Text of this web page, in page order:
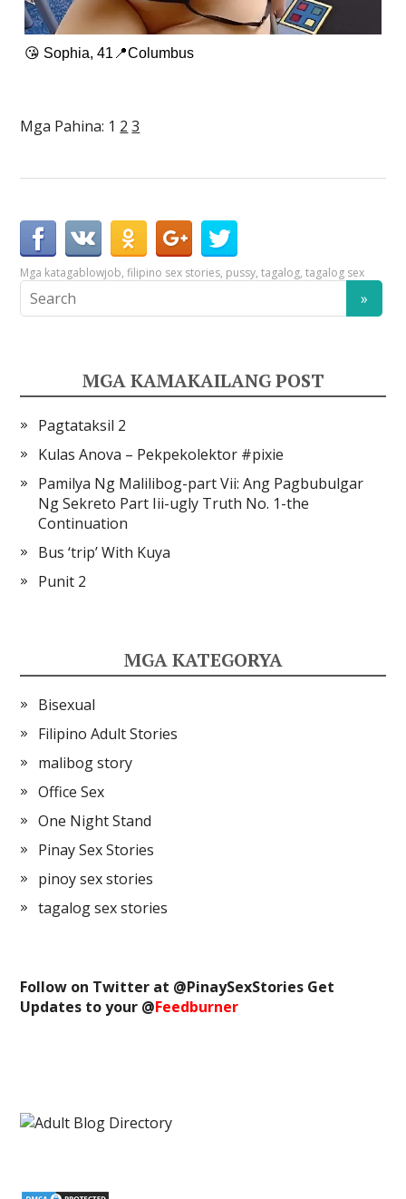
😘 Sophia, 41📍Columbus
Mga Pahina: 1 2 3
Mga katagablowjob,filipino sex stories, pussy,tagalog,tagalog sex
MGA KAMAKAILANG POST
Pagtataksil 2
Kulas Anova – Pekpekolektor #pixie
Pamilya Ng Malilibog-part Vii: Ang Pagbubulgar
Ng Sekreto Part Iii-ugly Truth No. 1-the
Continuation
Bus ‘trip’ With Kuya
Punit 2
MGA KATEGORYA
Bisexual
Filipino Adult Stories
malibog story
Office Sex
One Night Stand
Pinay Sex Stories
pinoy sex stories
tagalog sex stories
Follow on Twitter at @PinaySexStories Get
Updates to your @Feedburner